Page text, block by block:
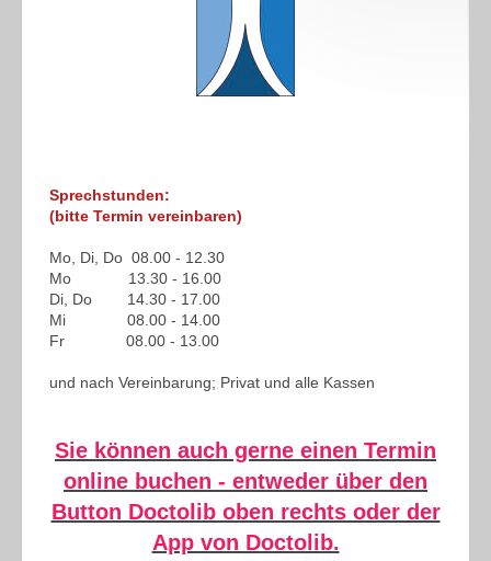
Sprechstunden:
(bitte Termin vereinbaren)
Mo, Di, Do 08.00 - 12.30
Mo 13.30 - 16.00
Di, Do 14.30 - 17.00
Mi 08.00 - 14.00
Fr 08.00 - 13.00
und nach Vereinbarung; Privat und alle Kassen
Sie können auch gerne einen Termin
online buchen - entweder über den
Button Doctolib oben rechts oder der
App von Doctolib.